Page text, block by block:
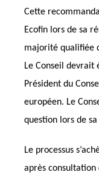
Cette
Ecofin lors de sa
majorité qualifiée
Le Conseil
Président du
européen. Le
question lors de
Le processus
après